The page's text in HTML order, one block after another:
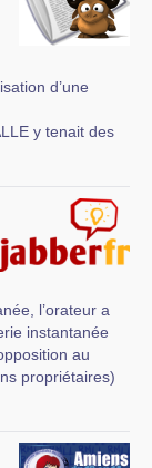
d’une
y tenait des
l’orateur a
instantanée
au
propriétaires)